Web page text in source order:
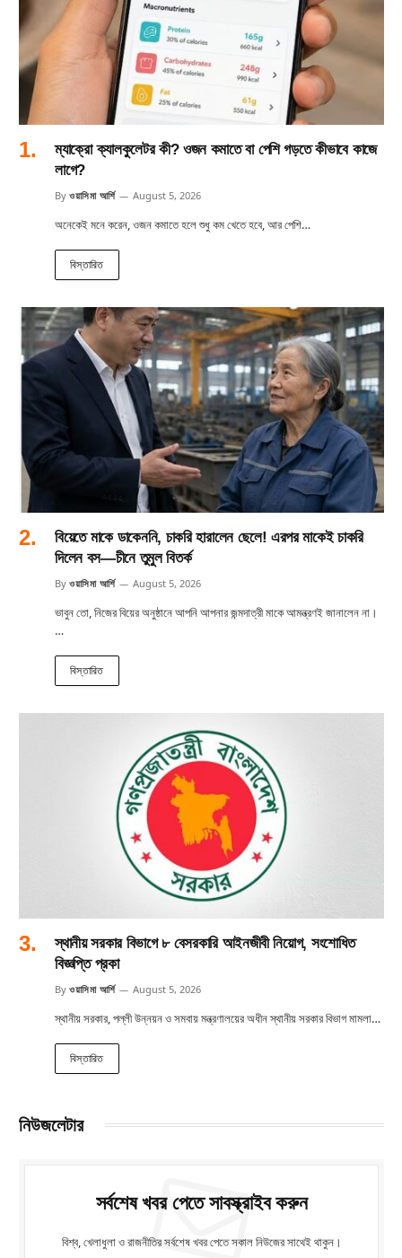
ম্যাক্রো ক্যালকুলেটর কী? ওজন কমাতে বা পেশি গড়তে কীভাবে কাজে
লাগে?
By ওয়াসিমা আর্শি August 5, 2026
অনেকেই মনে করেন, ওজন কমাতে হলে শুধু কম খেতে হবে, আর পেশি…
বিস্তারিত
বিয়েতে মাকে ডাকেননি, চাকরি হারালেন ছেলে! এরপর মাকেই চাকরি
দিলেন বস—চীনে তুমুল বিতর্ক
By ওয়াসিমা আর্শি August 5, 2026
ভাবুন তো, নিজের বিয়ের অনুষ্ঠানে আপনি আপনার জন্মদাত্রী মাকে আমন্ত্রণই জানালেন না।
…
বিস্তারিত
স্থানীয় সরকার বিভাগে ৮ বেসরকারি আইনজীবী নিয়োগ, সংশোধিত
বিজ্ঞপ্তি প্রকা
By ওয়াসিমা আর্শি August 5, 2026
স্থানীয় সরকার, পল্লী উন্নয়ন ও সমবায় মন্ত্রণালয়ের অধীন স্থানীয় সরকার বিভাগ মামলা…
বিস্তারিত
নিউজলেটার
সর্বশেষ খবর পেতে সাবস্ক্রাইব করুন
বিশ্ব, খেলাধুলা ও রাজনীতির সর্বশেষ খবর পেতে সকাল নিউজের সাথেই থাকুন।